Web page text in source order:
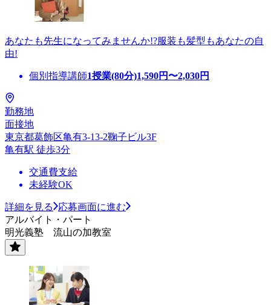
あなたも先生になってみませんか!?服装も髪型もあなたの自
由!
個別指導講師1授業(80分)1,590円〜2,030円
勤務地
面接地
東京都葛飾区亀有3-13-2鞠子ビル3F
亀有駅 徒歩3分
交通費支給
未経験OK
詳細を見る
応募画面に進む
アルバイト・パート
明光義塾 流山の加教室